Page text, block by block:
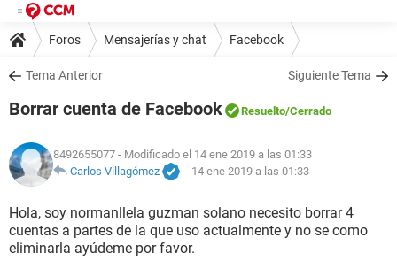
Foros Mensajerías y chat Facebook
Tema Anterior Siguiente Tema
Borrar cuenta de Facebook Resuelto/Cerrado
8492655077 - Modificado el 14 ene 2019 a las 01:33
Carlos Villagómez
- 14 ene 2019 a las 01:33
Hola, soy normanllela guzman solano necesito borrar 4
cuentas a partes de la que uso actualmente y no se como
eliminarla ayúdeme por favor.